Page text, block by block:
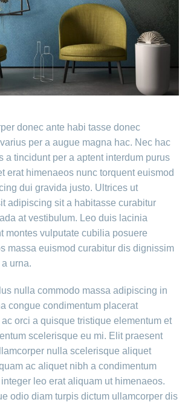
donec ante habi tasse donec
per a augue magna hac. Nec hac
a tincidunt per a aptent interdum purus
erat himenaeos nunc torquent euismod
dui gravida justo. Ultrices ut
adipiscing sit a habitasse curabitur
at vestibulum. Leo duis lacinia
montes vulputate cubilia posuere
massa euismod curabitur dis dignissim
urna.
nulla commodo massa adipiscing in
congue condimentum placerat
orci a quisque tristique elementum et
scelerisque eu mi. Elit praesent
nulla scelerisque aliquet
ac aliquet nibh a condimentum
leo erat aliquam ut himenaeos.
odio diam turpis dictum ullamcorper dis